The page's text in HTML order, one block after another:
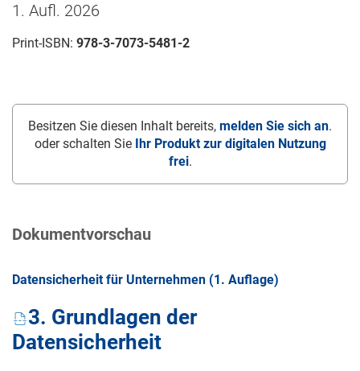
1. Aufl. 2026
Print-ISBN: 978-3-7073-5481-2
Besitzen Sie diesen Inhalt bereits, melden Sie sich an.
oder schalten Sie Ihr Produkt zur digitalen Nutzung
frei.
Dokumentvorschau
Datensicherheit für Unternehmen (1. Auflage)
3. Grundlagen der
Datensicherheit